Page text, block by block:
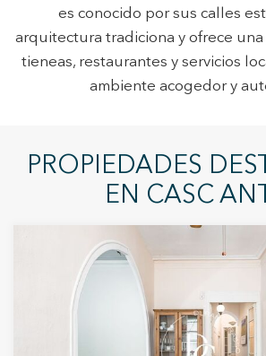
CA EN FR
es conocido por sus calles
arquitectura tradiciona y ofrece
tieneas, restaurantes y servicios
ambiente acogedor y
PROPIEDADES
EN CASC
Técnicas y funcionales
Este sitio web utiliza Cookies propias
información con la finalidad de mejorar
Si continua navegando, supone la
instalación de las mismas. El usuario
de configurar su navegador pudiendo, si
Analíticas y personalización
comportamiento de los usuarios de este
información recogida mediante este tipo
utiliza en la medición de la actividad de
elaboración de perfiles de navegación
el fin de introducir mejoras en función
datos de uso que hacen los usuarios del
guardar la información de preferencia
mejorar la calidad de nuestros servicios
mejor experiencia a través de productos